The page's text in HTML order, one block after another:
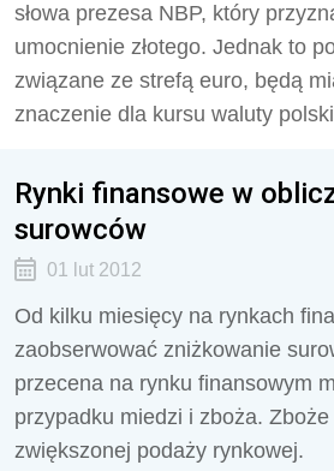
słowa prezesa NBP, który
umocnienie złotego. Jednak to
związane ze strefą euro, będą
znaczenie dla kursu waluty
Rynki finansowe w
surowców
01 lut 2012
Od kilku miesięcy na rynkach
zaobserwować zniżkowanie
przecena na rynku finansowym
przypadku miedzi i zboża.
zwiększonej podaży rynkowej.